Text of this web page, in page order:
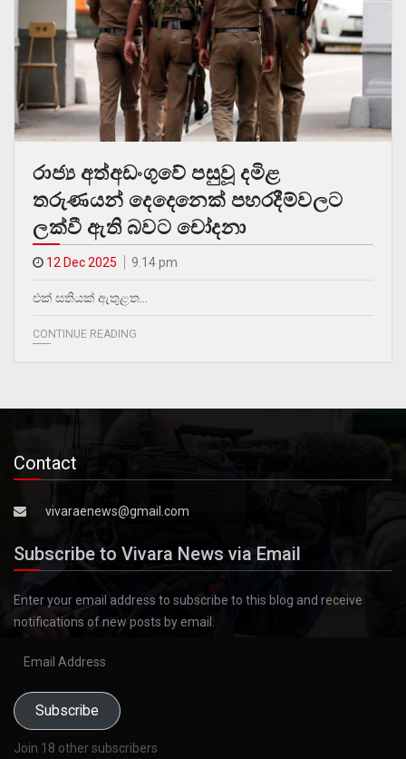
රාජ්‍ය අත්අඩංගුවේ පසුවූ දමිළ
තරුණයන් දෙදෙනෙක් පහරදීම්වලට
ලක්වී ඇති බවට චෝදනා
12 Dec 2025 9.14 pm
එක් සතියක් ඇතුළත…
CONTINUE READING
Contact
vivaraenews@gmail.com
Subscribe to Vivara News via Email
Enter your email address to subscribe to this blog and receive
notifications of new posts by email.
Subscribe
Join 18 other subscribers